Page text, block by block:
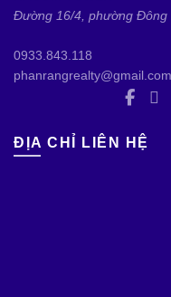
Đường 16/4, phường Đông
0933.843.118
phanrangrealty@gmail.com
ĐỊA CHỈ LIÊN HỆ